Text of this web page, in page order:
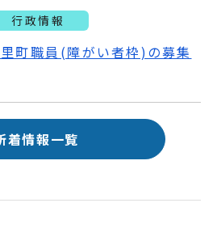
行政情報
町職員(障がい者枠)の募集
着情報一覧